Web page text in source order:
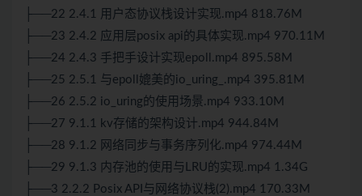
├──22 2.4.1 用户态协议栈设计实现.mp4 818.76M
├──23 2.4.2 应用层posix api的具体实现.mp4 970.11M
├──24 2.4.3 手把手设计实现epoll.mp4 895.58M
├──25 2.5.1 与epoll媲美的io_uring_.mp4 395.81M
├──26 2.5.2 io_uring的使用场景.mp4 933.10M
├──27 9.1.1 kv存储的架构设计.mp4 944.84M
├──28 9.1.2 网络同步与事务序列化.mp4 974.44M
├──29 9.1.3 内存池的使用与LRU的实现.mp4 1.34G
├──3 2.2.2 Posix API与网络协议栈(2).mp4 170.33M